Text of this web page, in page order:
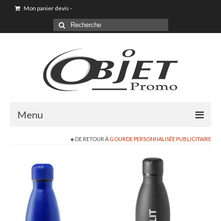
Mon panier devis -
Menu
Goodies & Objet Publicitaire
T-shirt Personnalisé
Goodies été loisirs vacances
Maison & Cuisine
DE RETOUR À GOURDE PERSONNALISÉE PUBLICITAIRE